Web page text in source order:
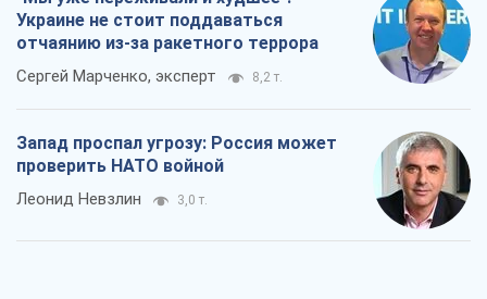
Украине не стоит поддаваться
отчаянию из-за ракетного террора
Сергей Марченко, эксперт 8,2 т.
Запад проспал угрозу: Россия может
проверить НАТО войной
Леонид Невзлин 3,0 т.